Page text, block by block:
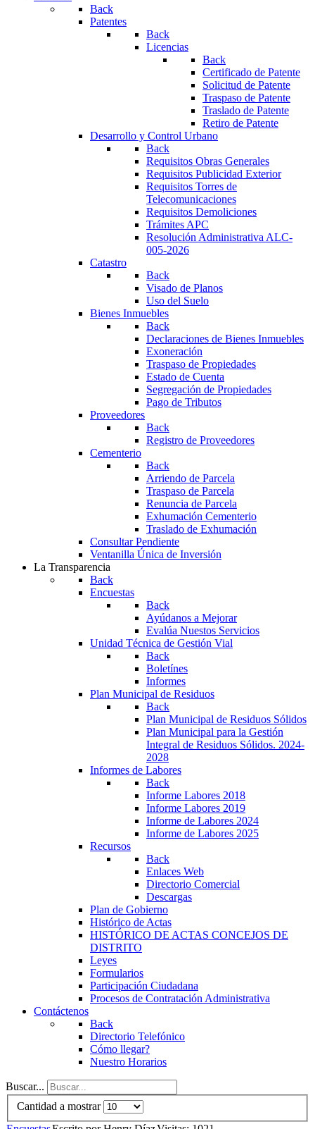
Back
Patentes
Back
Licencias
Back
Certificado de Patente
Solicitud de Patente
Traspaso de Patente
Traslado de Patente
Retiro de Patente
Desarrollo y Control Urbano
Back
Requisitos Obras Generales
Requisitos Publicidad Exterior
Requisitos Torres de
Telecomunicaciones
Requisitos Demoliciones
Trámites APC
Resolución Administrativa ALC-
005-2026
Catastro
Back
Visado de Planos
Uso del Suelo
Bienes Inmuebles
Back
Declaraciones de Bienes Inmuebles
Exoneración
Traspaso de Propiedades
Estado de Cuenta
Segregación de Propiedades
Pago de Tributos
Proveedores
Back
Registro de Proveedores
Cementerio
Back
Arriendo de Parcela
Traspaso de Parcela
Renuncia de Parcela
Exhumación Cementerio
Traslado de Exhumación
Consultar Pendiente
Ventanilla Única de Inversión
La Transparencia
Back
Encuestas
Back
Ayúdanos a Mejorar
Evalúa Nuestos Servicios
Unidad Técnica de Gestión Vial
Back
Boletínes
Informes
Plan Municipal de Residuos
Back
Plan Municipal de Residuos Sólidos
Plan Municipal para la Gestión
Integral de Residuos Sólidos. 2024-
2028
Informes de Labores
Back
Informe Labores 2018
Informe Labores 2019
Informe de Labores 2024
Informe de Labores 2025
Recursos
Back
Enlaces Web
Directorio Comercial
Descargas
Plan de Gobierno
Histórico de Actas
HISTÓRICO DE ACTAS CONCEJOS DE
DISTRITO
Leyes
Formularios
Participación Ciudadana
Procesos de Contratación Administrativa
Contáctenos
Back
Directorio Telefónico
Cómo llegar?
Nuestro Horarios
Buscar...
Cantidad a mostrar